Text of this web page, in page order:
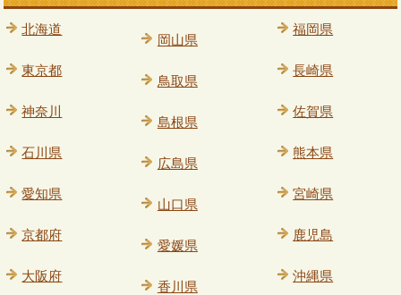
北海道
東京都
神奈川
石川県
愛知県
京都府
大阪府
岡山県
鳥取県
島根県
広島県
山口県
愛媛県
香川県
福岡県
長崎県
佐賀県
熊本県
宮崎県
鹿児島
沖縄県